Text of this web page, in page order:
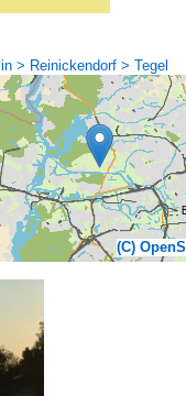
> Reinickendorf > Tegel
(C)